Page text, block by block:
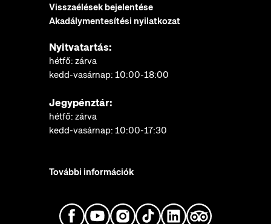
Visszaélések bejelentése
Akadálymentesítési nyilatkozat
Nyitvatartás:
hétfő: zárva
kedd-vasárnap: 10:00-18:00
Jegypénztár:
hétfő: zárva
kedd-vasárnap: 10:00-17:30
További információk